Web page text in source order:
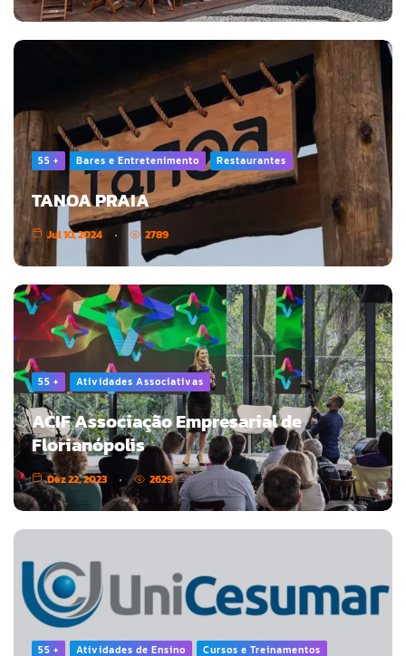
55 + Bares e Entretenimento Restaurantes
TANOA PRAIA
Jul 10, 2024 2789
55 + Atividades Associativas
ACIF Associação Empresarial de
Florianópolis
Dez 22, 2023 2629
55 + Atividades de Ensino Cursos e Treinamentos